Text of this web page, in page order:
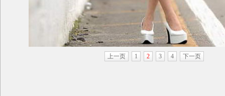
上一页 1 2 3 4 下一页